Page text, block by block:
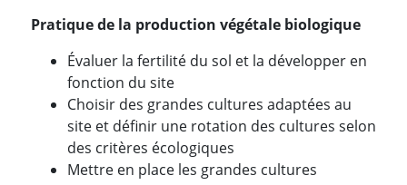
Pratique de la production végétale biologique
Évaluer la fertilité du sol et la développer en
fonction du site
Choisir des grandes cultures adaptées au
site et définir une rotation des cultures selon
des critères écologiques
Mettre en place les grandes cultures